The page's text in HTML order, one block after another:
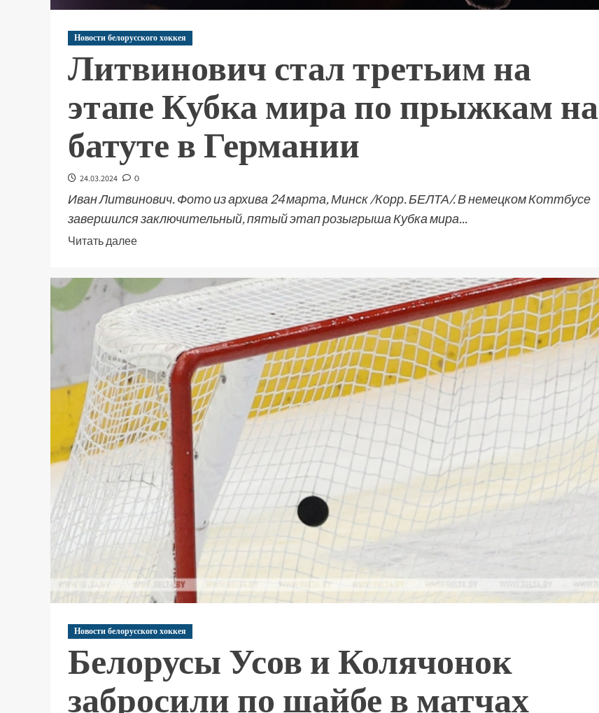
Новости белорусского хоккея
Литвинович стал третьим на
этапе Кубка мира по прыжкам на
батуте в Германии
24.03.2024 0
Иван Литвинович. Фото из архива 24 марта, Минск /Корр. БЕЛТА/. В немецком Коттбусе
завершился заключительный, пятый этап розыгрыша Кубка мира...
Читать далее
Новости белорусского хоккея
Белорусы Усов и Колячонок
забросили по шайбе в матчах